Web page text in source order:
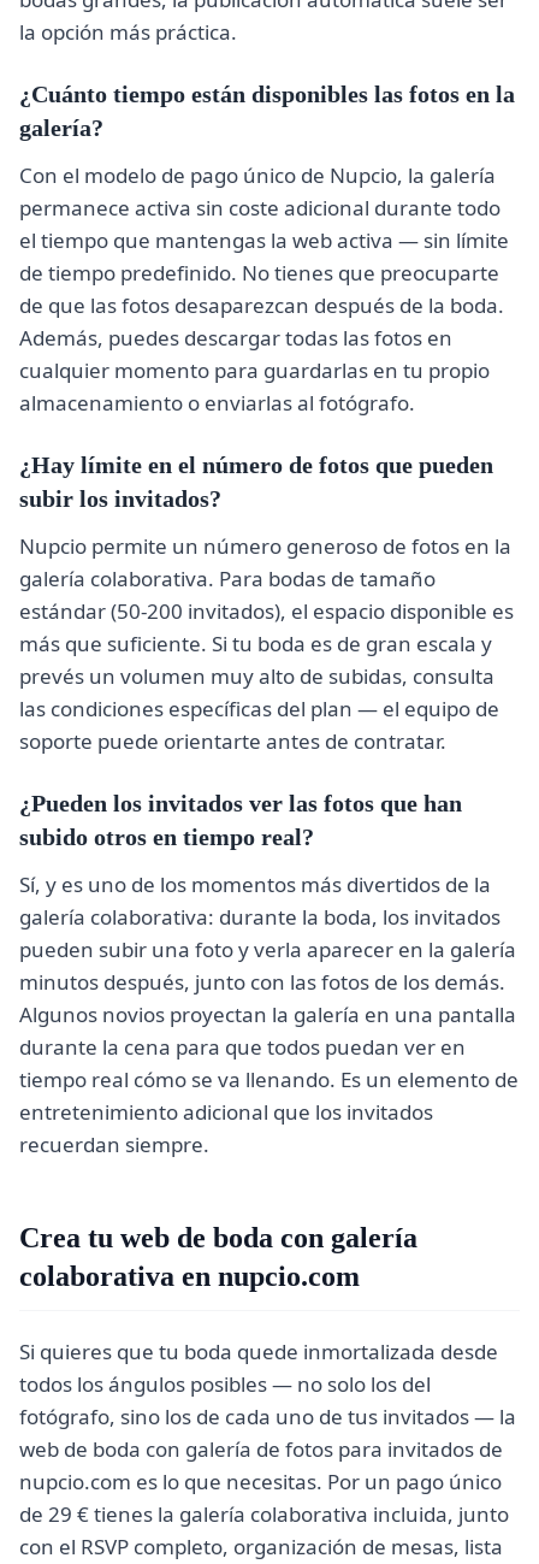
la opción más práctica.
¿Cuánto tiempo están disponibles las fotos en la
galería?
Con el modelo de pago único de Nupcio, la galería
permanece activa sin coste adicional durante todo
el tiempo que mantengas la web activa — sin límite
de tiempo predefinido. No tienes que preocuparte
de que las fotos desaparezcan después de la boda.
Además, puedes descargar todas las fotos en
cualquier momento para guardarlas en tu propio
almacenamiento o enviarlas al fotógrafo.
¿Hay límite en el número de fotos que pueden
subir los invitados?
Nupcio permite un número generoso de fotos en la
galería colaborativa. Para bodas de tamaño
estándar (50-200 invitados), el espacio disponible es
más que suficiente. Si tu boda es de gran escala y
prevés un volumen muy alto de subidas, consulta
las condiciones específicas del plan — el equipo de
soporte puede orientarte antes de contratar.
¿Pueden los invitados ver las fotos que han
subido otros en tiempo real?
Sí, y es uno de los momentos más divertidos de la
galería colaborativa: durante la boda, los invitados
pueden subir una foto y verla aparecer en la galería
minutos después, junto con las fotos de los demás.
Algunos novios proyectan la galería en una pantalla
durante la cena para que todos puedan ver en
tiempo real cómo se va llenando. Es un elemento de
entretenimiento adicional que los invitados
recuerdan siempre.
Crea tu web de boda con galería
colaborativa en nupcio.com
Si quieres que tu boda quede inmortalizada desde
todos los ángulos posibles — no solo los del
fotógrafo, sino los de cada uno de tus invitados — la
web de boda con galería de fotos para invitados de
nupcio.com es lo que necesitas. Por un pago único
de 29 € tienes la galería colaborativa incluida, junto
con el RSVP completo, organización de mesas, lista